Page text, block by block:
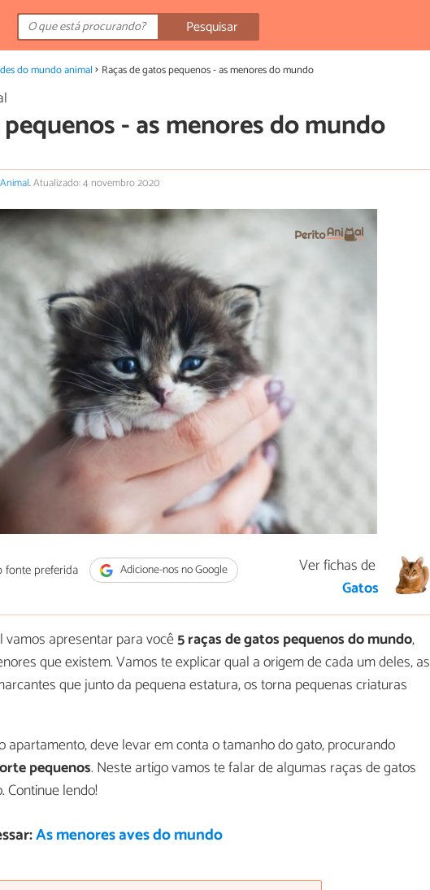
Pesquisar
do mundo animal Raças de gatos pequenos - as menores do mundo
- as menores do mundo
.Atualizado: 4 novembro 2020
fonte preferida Adicione-nos no Google
Ver fichas de
Gatos
apresentar para você5 raças de gatos pequenos do mundo,
que existem. Vamos te explicar qual a origem de cada um deles, as
que junto da pequena estatura, os torna pequenas criaturas
apartamento, deve levar em conta o tamanho do gato, procurando
pequenos. Neste artigo vamos te falar de algumas raças de gatos
Continue lendo!
As menores aves do mundo